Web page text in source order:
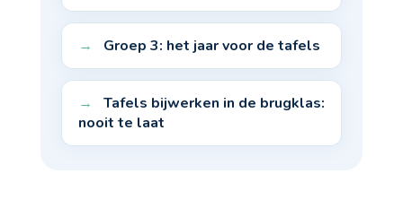
Groep 3: het jaar voor de tafels
Tafels bijwerken in de brugklas:
nooit te laat